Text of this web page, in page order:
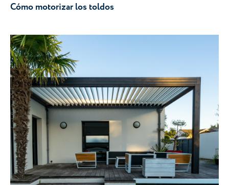
Cómo motorizar los toldos